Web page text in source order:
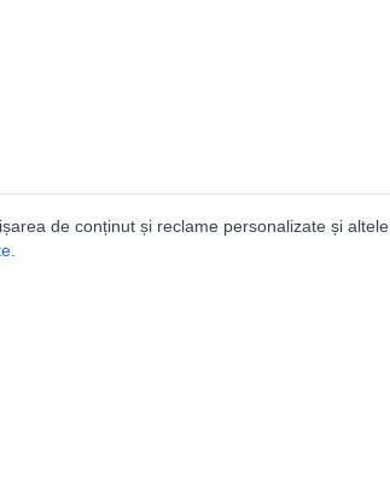
de conținut și reclame personalizate și altele.